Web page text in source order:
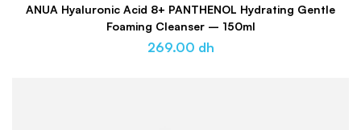
ANUA Hyaluronic Acid 8+ PANTHENOL Hydrating Gentle
Foaming Cleanser – 150ml
269.00 dh